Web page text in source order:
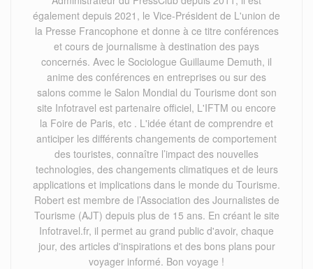
également depuis 2021, le Vice-Président de L'union de
la Presse Francophone et donne à ce titre conférences
et cours de journalisme à destination des pays
concernés. Avec le Sociologue Guillaume Demuth, il
anime des conférences en entreprises ou sur des
salons comme le Salon Mondial du Tourisme dont son
site Infotravel est partenaire officiel, L'IFTM ou encore
la Foire de Paris, etc . L'idée étant de comprendre et
anticiper les différents changements de comportement
des touristes, connaître l’impact des nouvelles
technologies, des changements climatiques et de leurs
applications et implications dans le monde du Tourisme.
Robert est membre de l’Association des Journalistes de
Tourisme (AJT) depuis plus de 15 ans. En créant le site
Infotravel.fr, il permet au grand public d'avoir, chaque
jour, des articles d'inspirations et des bons plans pour
voyager informé. Bon voyage !